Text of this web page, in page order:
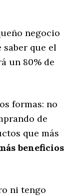
negocio
que el
un 80% de
formas: no
de
que más
beneficios
ni tengo